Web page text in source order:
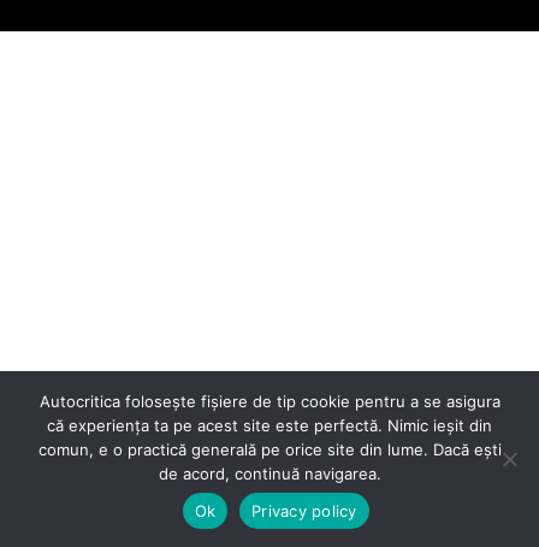
Autocritica folosește fișiere de tip cookie pentru a se asigura
că experiența ta pe acest site este perfectă. Nimic ieșit din
comun, e o practică generală pe orice site din lume. Dacă ești
de acord, continuă navigarea.
Ok
Privacy policy